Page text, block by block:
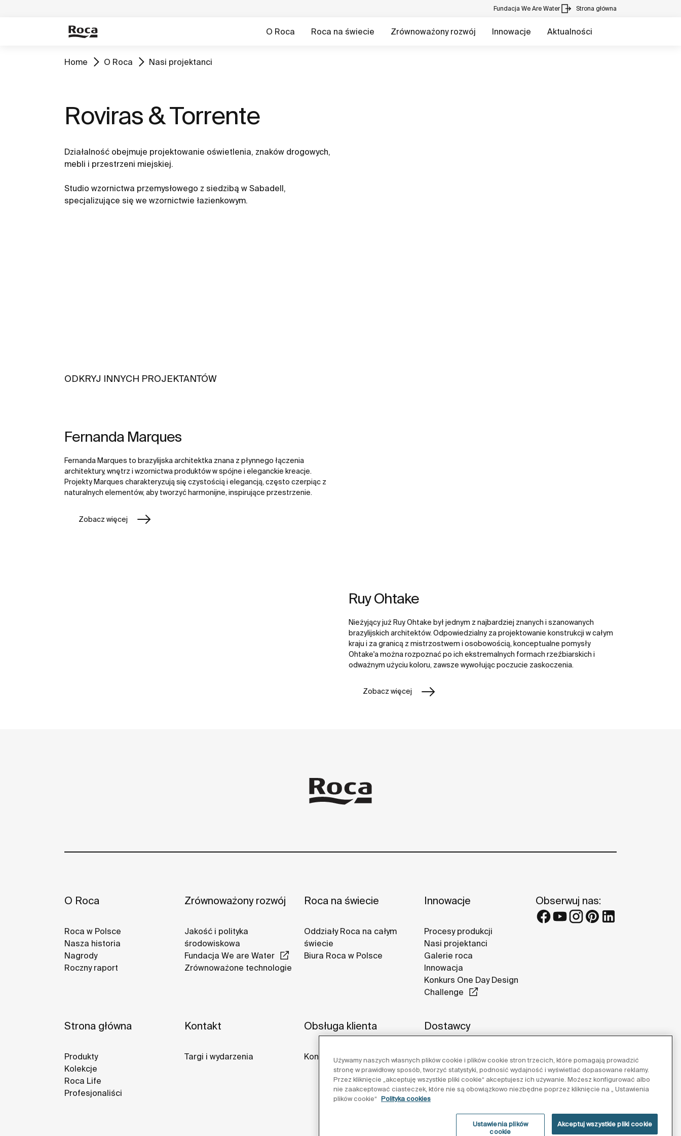
Fundacja We Are Water Strona główna
O Roca Roca na świecie Zrównoważony rozwój Innowacje Aktualności
Home O Roca Nasi projektanci
Roviras & Torrente
Działalność obejmuje projektowanie oświetlenia, znaków drogowych,
mebli i przestrzeni miejskiej.
Studio wzornictwa przemysłowego z siedzibą w Sabadell,
specjalizujące się we wzornictwie łazienkowym.
ODKRYJ INNYCH PROJEKTANTÓW
Fernanda Marques
Fernanda Marques to brazylijska architektka znana z płynnego łączenia
architektury, wnętrz i wzornictwa produktów w spójne i eleganckie kreacje.
Projekty Marques charakteryzują się czystością i elegancją, często czerpiąc z
naturalnych elementów, aby tworzyć harmonijne, inspirujące przestrzenie.
Zobacz więcej
Ruy Ohtake
Nieżyjący już Ruy Ohtake był jednym z najbardziej znanych i szanowanych
brazylijskich architektów. Odpowiedzialny za projektowanie konstrukcji w całym
kraju i za granicą z mistrzostwem i osobowością, konceptualne pomysły
Ohtake'a można rozpoznać po ich ekstremalnych formach rzeźbiarskich i
odważnym użyciu koloru, zawsze wywołując poczucie zaskoczenia.
Zobacz więcej
O Roca
Roca w Polsce
Nasza historia
Nagrody
Roczny raport
Zrównoważony rozwój
Jakość i polityka
środowiskowa
Fundacja We are Water
Zrównoważone technologie
Roca na świecie
Oddziały Roca na całym
świecie
Biura Roca w Polsce
Innowacje
Procesy produkcji
Nasi projektanci
Galerie roca
Innowacja
Konkurs One Day Design
Challenge
Strona główna
Produkty
Kolekcje
Roca Life
Profesjonaliści
Kontakt
Targi i wydarzenia
Obsługa klienta
Kontakt
Dostawcy
Obserwuj nas:
Używamy naszych własnych plików cookie i plików cookie stron trzecich, które pomagają prowadzić
stronę w prawidłowy sposób, tworzyć statystyki, podnosić wydajność i wyświetlać dopasowane reklamy.
Przez kliknięcie „akceptuję wszystkie pliki cookie“ akceptujesz ich używanie. Możesz konfigurować albo
nie zaakceptować ciasteczek, które nie są obowiązkowo niezbędne poprzez kliknięcie na „ Ustawienia
plików cookie“
Polityka cookies
Ustawienia plików
cookie
Akceptuj wszystkie pliki cookie